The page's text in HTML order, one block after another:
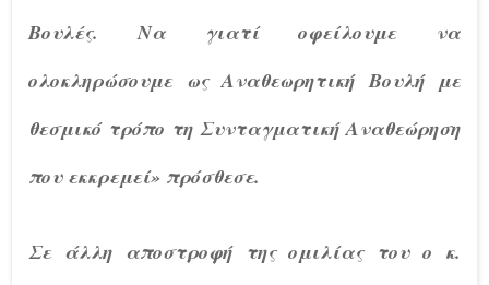
Βουλές. Να γιατί οφείλουμε να
ολοκληρώσουμε ως Αναθεωρητική Βουλή με
θεσμικό τρόπο τη Συνταγματική Αναθεώρηση
που εκκρεμεί» πρόσθεσε.
Σε άλλη αποστροφή της ομιλίας του ο κ.